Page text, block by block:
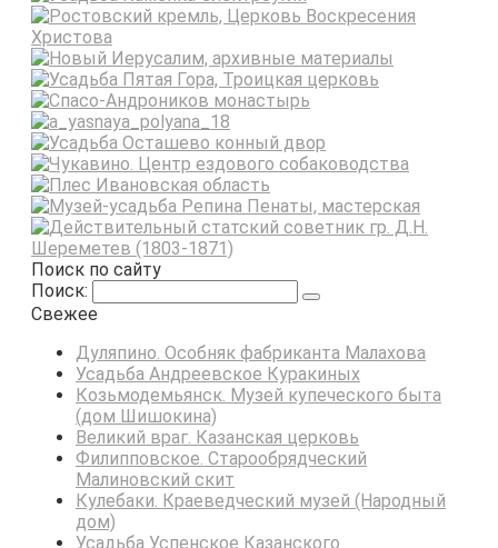
Поиск по сайту
Поиск:
Свежее
Дуляпино. Особняк фабриканта Малахова
Усадьба Андреевское Куракиных
Козьмодемьянск. Музей купеческого быта
(дом Шишокина)
Великий враг. Казанская церковь
Филипповское. Старообрядческий
Малиновский скит
Кулебаки. Краеведческий музей (Народный
дом)
Усадьба Успенское Казанского